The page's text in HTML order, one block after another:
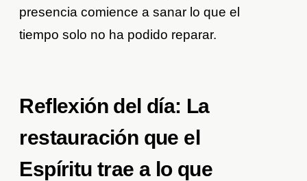
presencia comience a sanar lo que el
tiempo solo no ha podido reparar.
Reflexión del día: La
restauración que el
Espíritu trae a lo que